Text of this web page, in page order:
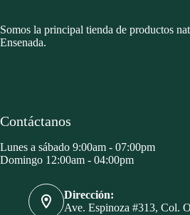
Somos la principal tienda de productos
Ensenada.
Contáctanos
Lunes a sábado 9:00am - 07:00pm
Domingo 12:00am - 04:00pm
Dirección:
Ave. Espinoza #313, Col.